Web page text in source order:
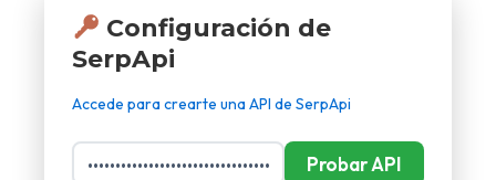
Configuración de
SerpApi
Accede para crearte una API de SerpApi
Probar API